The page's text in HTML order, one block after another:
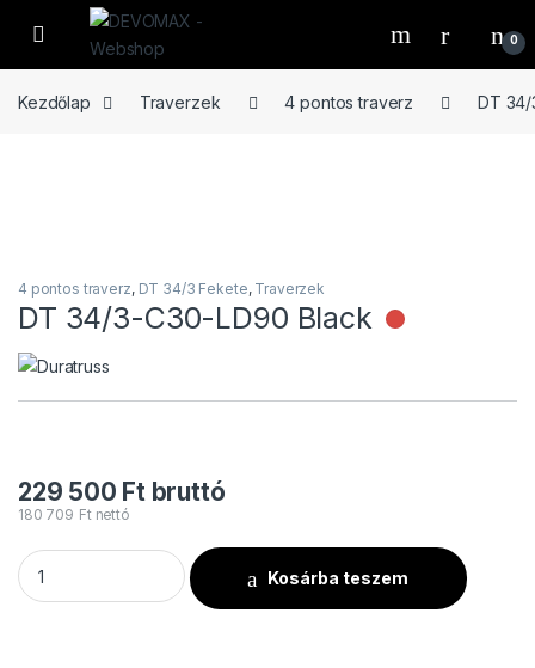
Ugrás a navigációhoz
Ugrás a tartalomhoz
Open 0
Kezdőlap Traverzek 4 pontos traverz DT 34/
4 pontos traverz, DT 34/3 Fekete, Traverzek
DT 34/3-C30-LD90 Black Nincs
229 500 Ft bruttó
180 709 Ftnettó
DT 34/3-C30-LD90 Black mennyiség
Kosárba teszem